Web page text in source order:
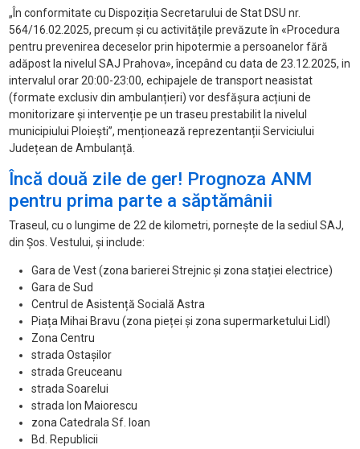
„În conformitate cu Dispoziția Secretarului de Stat DSU nr.
564/16.02.2025, precum şi cu activitățile prevăzute în «Procedura
pentru prevenirea deceselor prin hipotermie a persoanelor fără
adăpost la nivelul SAJ Prahova», începând cu data de 23.12.2025, in
intervalul orar 20:00-23:00, echipajele de transport neasistat
(formate exclusiv din ambulanțieri) vor desfăşura acțiuni de
monitorizare și intervenție pe un traseu prestabilit la nivelul
municipiului Ploiești”, menționează reprezentanții Serviciului
Județean de Ambulanță.
Încă două zile de ger! Prognoza ANM
pentru prima parte a săptămânii
Traseul, cu o lungime de 22 de kilometri, pornește de la sediul SAJ,
din Șos. Vestului, și include:
Gara de Vest (zona barierei Strejnic şi zona stației electrice)
Gara de Sud
Centrul de Asistență Socială Astra
Piața Mihai Bravu (zona pieței şi zona supermarketului Lidl)
Zona Centru
strada Ostașilor
strada Greuceanu
strada Soarelui
strada Ion Maiorescu
zona Catedrala Sf. Ioan
Bd. Republicii